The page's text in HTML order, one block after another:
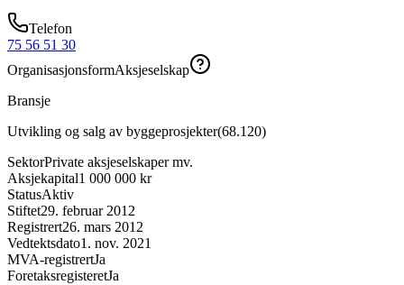
Telefon
75 56 51 30
OrganisasjonsformAksjeselskap
Bransje
Utvikling og salg av byggeprosjekter(68.120)
SektorPrivate aksjeselskaper mv.
Aksjekapital1 000 000 kr
StatusAktiv
Stiftet29. februar 2012
Registrert26. mars 2012
Vedtektsdato1. nov. 2021
MVA-registrertJa
ForetaksregisteretJa